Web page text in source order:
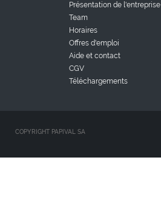
Présentation de l'entreprise
Team
Horaires
Offres d'emploi
Aide et contact
CGV
Téléchargements
COPYRIGHT PAPIVAL SA